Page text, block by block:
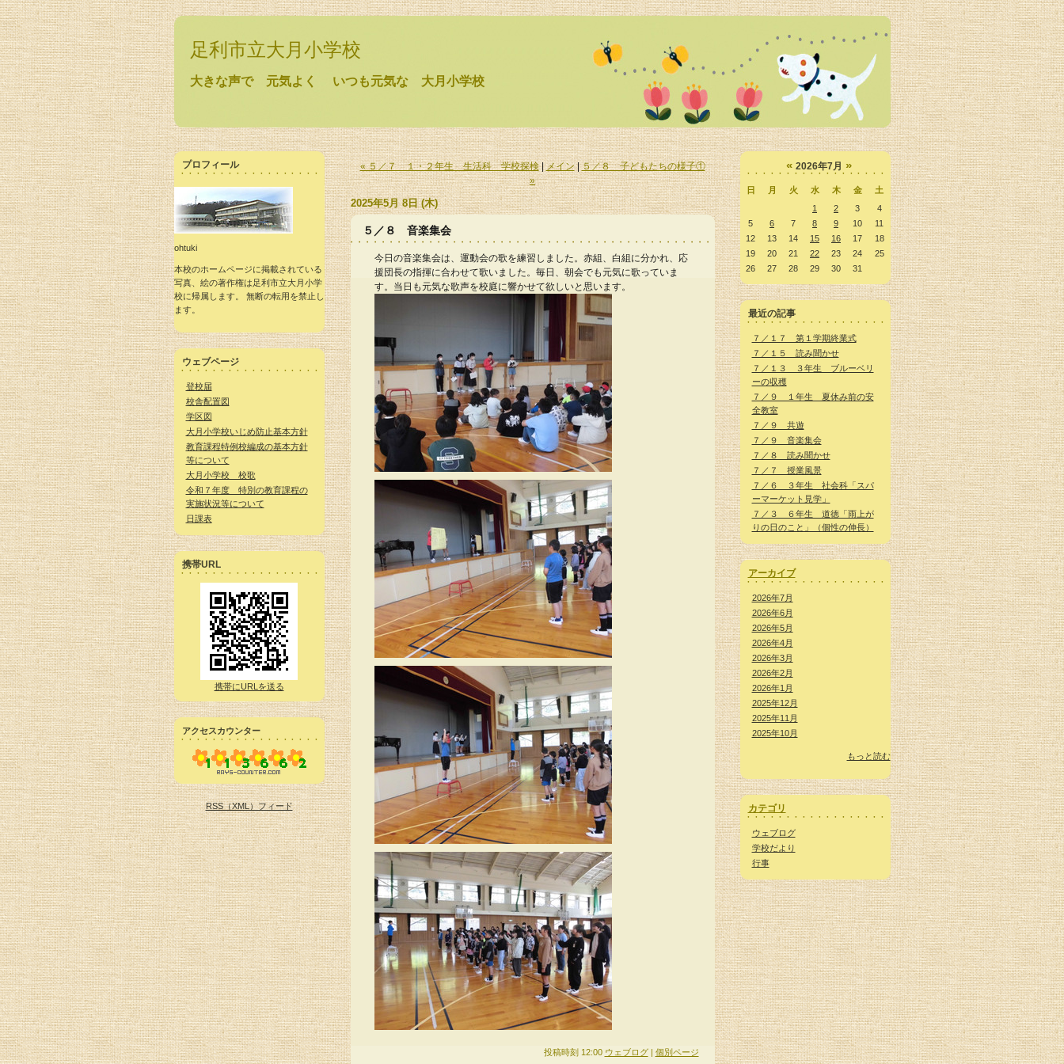
足利市立大月小学校
大きな声で 元気よく いつも元気な 大月小学校
プロフィール
ohtuki
本校のホームページに掲載されている
写真、絵の著作権は足利市立大月小学
校に帰属します。 無断の転用を禁止し
ます。
ウェブページ
登校届
校舎配置図
学区図
大月小学校いじめ防止基本方針
教育課程特例校編成の基本方針
等について
大月小学校 校歌
令和７年度 特別の教育課程の
実施状況等について
日課表
携帯URL
携帯にURLを送る
アクセスカウンター
RSS（XML）フィード
« ５／７ １・２年生 生活科 学校探検|メイン|５／８ 子どもたちの様子①
»
2025年5月 8日 (木)
５／８ 音楽集会
今日の音楽集会は、運動会の歌を練習しました。赤組、白組に分かれ、応
援団長の指揮に合わせて歌いました。毎日、朝会でも元気に歌っていま
す。当日も元気な歌声を校庭に響かせて欲しいと思います。
投稿時刻 12:00 ウェブログ | 個別ページ
« 2026年7月 »
日 月 火 水 木 金
土
1
2 3
4
5
6 7 8 9 10
11
12
13 14 15 16 17
18
19
20 21 22 23 24
25
26
27 28 29 30 31
最近の記事
７／１７ 第１学期終業式
７／１５ 読み聞かせ
７／１３ ３年生 ブルーベリ
ーの収穫
７／９ １年生 夏休み前の安
全教室
７／９ 共遊
７／９ 音楽集会
７／８ 読み聞かせ
７／７ 授業風景
７／６ ３年生 社会科「スパ
ーマーケット見学」
７／３ ６年生 道徳「雨上が
りの日のこと」（個性の伸長）
アーカイブ
2026年7月
2026年6月
2026年5月
2026年4月
2026年3月
2026年2月
2026年1月
2025年12月
2025年11月
2025年10月
もっと読む
カテゴリ
ウェブログ
学校だより
行事